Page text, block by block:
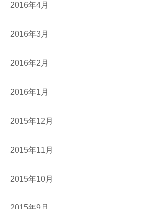
2016年4月
2016年3月
2016年2月
2016年1月
2015年12月
2015年11月
2015年10月